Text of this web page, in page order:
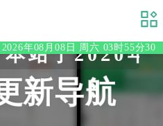
年08月08日 周六 03时55分31
年初立至今
新导航